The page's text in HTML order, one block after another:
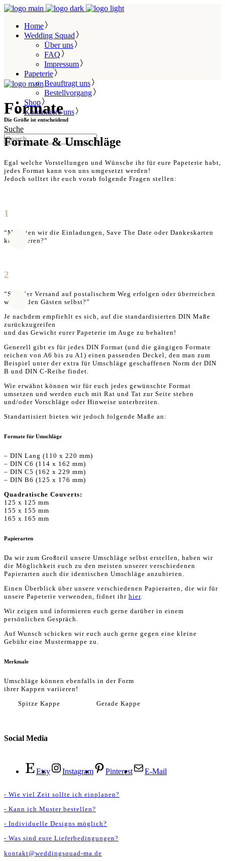
Home
Wedding Squad
Über uns
FAQ
Impressum
Papeterie
Beauftragt uns
Bestellvorgang
Shop
Kontaktiere uns
Suche
Formate
Die Größe ist entscheidend
Formate & Umschläge
Egal welche Vorstellungen und Wünsche ihr für eure Papeterie habt,
jedes Format kann von uns umgesetzt werden!
Jedoch solltet ihr euch vorab folgende Fragen stellen:
1
“Möchten wir die Einladungen, Save The Date oder Dankeskarten
kurverieren?”
2
“Soll der Versand auf postalischem Weg erfolgen oder überreichen
wir sie den Gästen selbst?”
Je nachdem empfiehlt es sich, auf die standardisierten DIN Maße
zurückzugreifen
und das Gewicht eurer Papeterie im Auge zu behalten!
Generell gibt es für jedes DIN Format (und die gängigen Formate
reichen von A6 bis zu A1) einen passenden Deckel, den man zum
Beispiel unter der extra für Umschläge geschaffenen Norm der DIN
B und DIN C-Reihe findet.
Wie erwähnt können wir für euch jedes gewünschte Format
umsetzen und werden euch mit Rat und Tat zur Seite stehen
und/oder Vorschläge oder Hinweise unterbreiten.
Standartisiert bieten wir jedoch folgende Maße an:
Formate für Umschläge
– DIN Lang (110 x 220 mm)
– DIN C6 (114 x 162 mm)
– DIN C5 (162 x 229 mm)
– DIN B6 (125 x 176 mm)
Quadratische Couverts:
125 x 125 mm
155 x 155 mm
165 x 165 mm
Papierarten
Da wir zum Großteil unsere Umschläge selbst erstellen, haben wir
die Möglichkeit euch zu den meisten unserer verschiedenen
Papierarten auch die identischen Umschläge anzubieten.
Einen Überblick über unsere verschiedenen Papierarten, die wir für
unsere Papeterie verwenden, fidnet ihr hier.
Wir zeigen und informieren euch gerne darüber in einem
persönlichen Gespräch.
Auf Wunsch schicken wir euch auch gerne gegen eine kleine
Gebühr eine Mustermappe zu.
Merkmale
Umschläge können ebenfalls in der Form
ihrer Kappen variieren!
Spitze Kappe Gerade Kappe
Social Media
Etsy Instagram Pinterest E-Mail
- Wie viel Zeit sollte ich einplanen?
- Kann ich Muster bestellen?
- Individuelle Designs möglich?
- Was sind eure Lieferbedingungen?
kontakt@weddingsquad-ma.de